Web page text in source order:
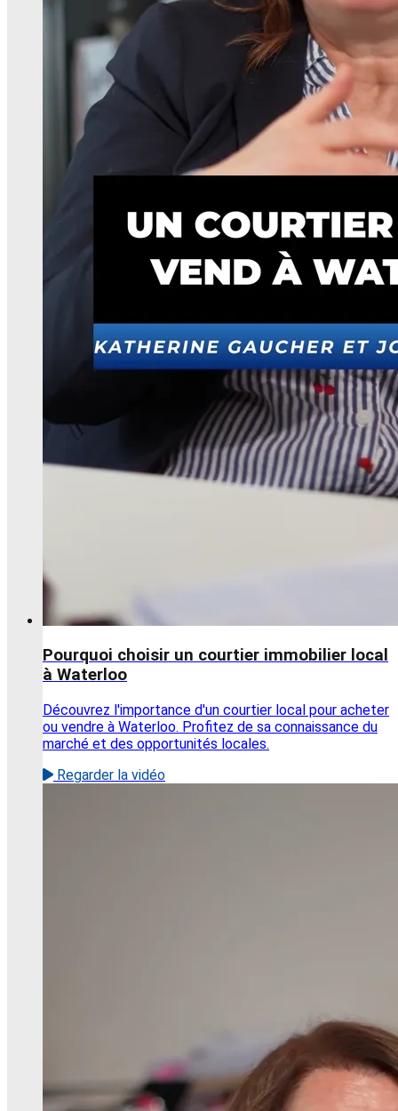
Pourquoi choisir un courtier immobilier local
à Waterloo
Découvrez l'importance d'un courtier local pour acheter
ou vendre à Waterloo. Profitez de sa connaissance du
marché et des opportunités locales.
Regarder la vidéo